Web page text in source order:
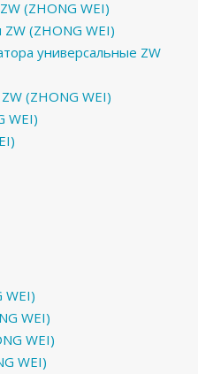
(ZHONG WEI)
(ZHONG WEI)
универсальные ZW
(ZHONG WEI)
WEI)
WEI)
WEI)
WEI)
WEI)